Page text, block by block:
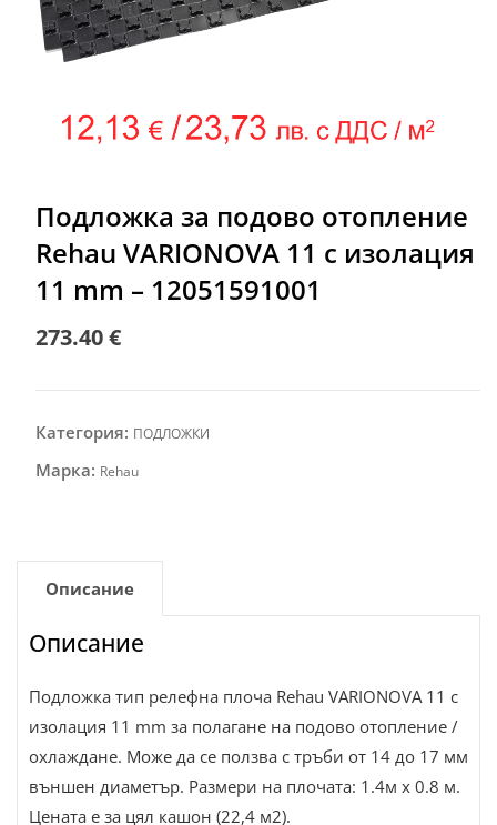
Подложка за подово отопление
Rehau VARIONOVA 11 с изолация
11 mm – 12051591001
273.40€
Категория: ПОДЛОЖКИ
Марка: Rehau
Описание
Описание
Подложка тип релефна плоча Rehau VARIONOVA 11 с
изолация 11 mm за полагане на подово отопление /
охлаждане. Може да се ползва с тръби от 14 до 17 мм
външен диаметър. Размери на плочата: 1.4м х 0.8 м.
Цената е за цял кашон (22,4 м2).